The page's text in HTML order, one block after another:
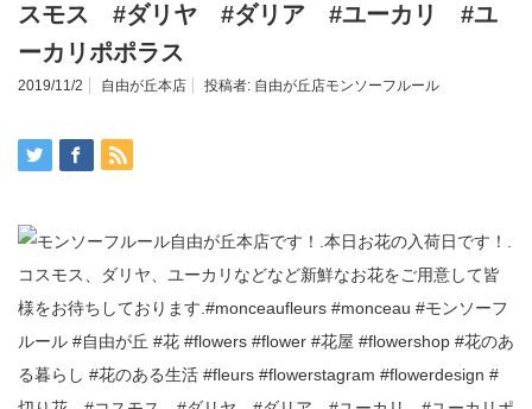
スモス #ダリヤ #ダリア #ユーカリ #ユ
ーカリポポラス
2019/11/2 自由が丘本店 投稿者: 自由が丘店モンソーフルール